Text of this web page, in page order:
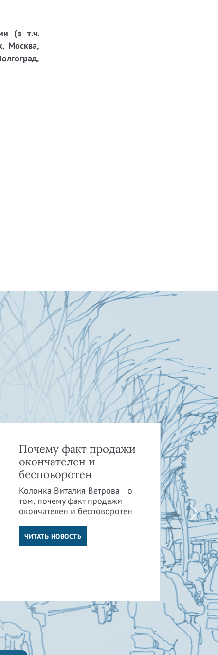
(в т.ч.
Москва,
Почему факт продажи
окончателен и
бесповоротен
Колонка Виталия Ветрова - о
том, почему факт продажи
окончателен и бесповоротен
ЧИТАТЬ НОВОСТЬ
от